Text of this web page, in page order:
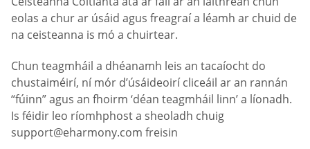
eolas a chur ar úsáid agus freagraí a léamh ar chuid de
na ceisteanna is mó a chuirtear.
Chun teagmháil a dhéanamh leis an tacaíocht do
chustaiméirí, ní mór d’úsáideoirí cliceáil ar an rannán
“fúinn” agus an fhoirm ‘déan teagmháil linn’ a líonadh.
Is féidir leo ríomhphost a sheoladh chuig
support@eharmony.com freisin